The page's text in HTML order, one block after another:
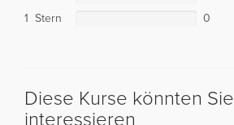
1 Stern
0
Diese Kurse könnten Sie
interessieren